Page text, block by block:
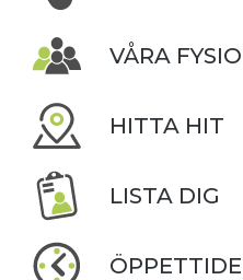
VÅRA
HITTA HIT
LISTA DIG